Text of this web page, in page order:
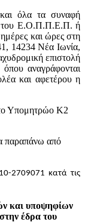
όλα τα συναφή
του Ε.Ο.Π.Π.Ε.Π. ή
και ώρες στη
14234 Νέα Ιωνία,
επιστολή
αναγράφονται
και αφετέρου η
Υπομητρώο K2
παραπάνω από
2709071 κατά τις
και υποψηφίων
έδρα του